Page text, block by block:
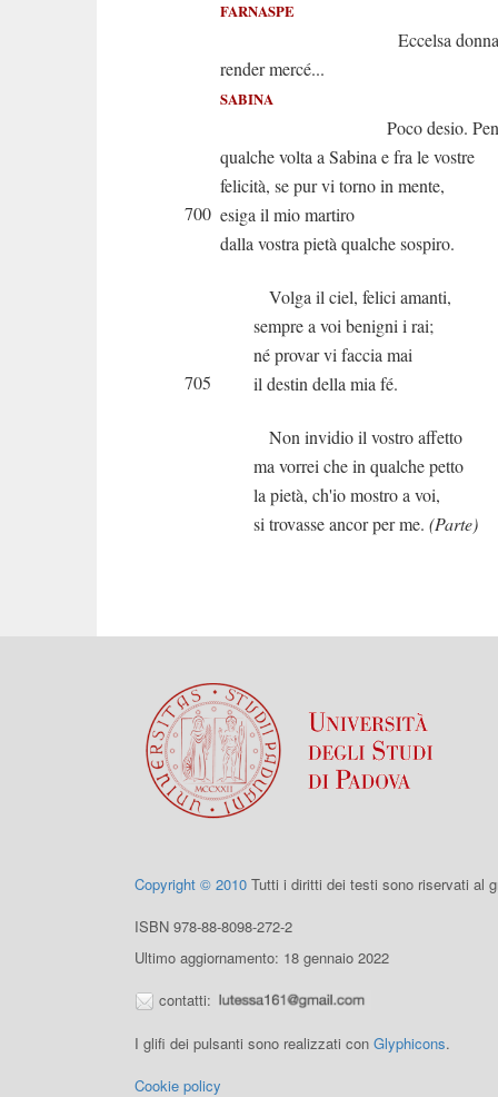
FARNASPE
Eccelsa donna, e
render mercé...
SABINA
Poco desio.
qualche volta a Sabina e fra le vostre
felicità, se pur vi torno in mente,
700 esiga il mio martiro
dalla vostra pietà qualche sospiro.
Volga il ciel, felici amanti,
sempre a voi benigni i rai;
né provar vi faccia mai
705
il destin della mia fé.
Non invidio il vostro affetto
ma vorrei che in qualche petto
la pietà, ch'io mostro a voi,
si trovasse ancor per me. (Parte)
Copyright © 2010 Tutti i diritti dei testi sono riservati al
ISBN 978-88-8098-272-2
Ultimo aggiornamento: 18 gennaio 2022
contatti:
I glifi dei pulsanti sono realizzati con Glyphicons.
Cookie policy